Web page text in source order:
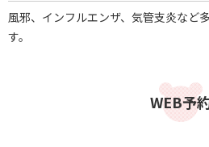
風邪、インフルエンザ、気管支炎など
す。
WEB予